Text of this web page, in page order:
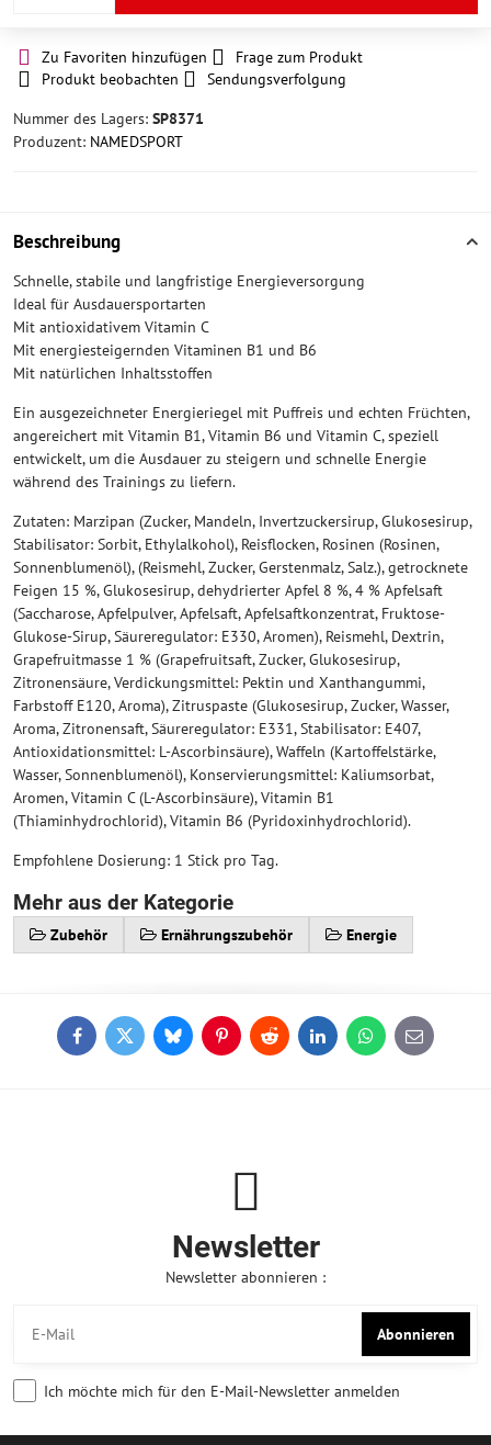
Zu Favoriten hinzufügen
Frage zum Produkt
Produkt beobachten
Sendungsverfolgung
Nummer des Lagers: SP8371
Produzent: NAMEDSPORT
Beschreibung
Schnelle, stabile und langfristige Energieversorgung
Ideal für Ausdauersportarten
Mit antioxidativem Vitamin C
Mit energiesteigernden Vitaminen B1 und B6
Mit natürlichen Inhaltsstoffen
Ein ausgezeichneter Energieriegel mit Puffreis und echten Früchten,
angereichert mit Vitamin B1, Vitamin B6 und Vitamin C, speziell
entwickelt, um die Ausdauer zu steigern und schnelle Energie
während des Trainings zu liefern.
Zutaten: Marzipan (Zucker, Mandeln, Invertzuckersirup, Glukosesirup,
Stabilisator: Sorbit, Ethylalkohol), Reisflocken, Rosinen (Rosinen,
Sonnenblumenöl), (Reismehl, Zucker, Gerstenmalz, Salz.), getrocknete
Feigen 15 %, Glukosesirup, dehydrierter Apfel 8 %, 4 % Apfelsaft
(Saccharose, Apfelpulver, Apfelsaft, Apfelsaftkonzentrat, Fruktose-
Glukose-Sirup, Säureregulator: E330, Aromen), Reismehl, Dextrin,
Grapefruitmasse 1 % (Grapefruitsaft, Zucker, Glukosesirup,
Zitronensäure, Verdickungsmittel: Pektin und Xanthangummi,
Farbstoff E120, Aroma), Zitruspaste (Glukosesirup, Zucker, Wasser,
Aroma, Zitronensaft, Säureregulator: E331, Stabilisator: E407,
Antioxidationsmittel: L-Ascorbinsäure), Waffeln (Kartoffelstärke,
Wasser, Sonnenblumenöl), Konservierungsmittel: Kaliumsorbat,
Aromen, Vitamin C (L-Ascorbinsäure), Vitamin B1
(Thiaminhydrochlorid), Vitamin B6 (Pyridoxinhydrochlorid).
Empfohlene Dosierung: 1 Stick pro Tag.
Mehr aus der Kategorie
Zubehör Ernährungszubehör Energie
FacebookTwitterBlueskyPinterestReddit LinkedInWhatsApp
E-
mail
Newsletter
Newsletter abonnieren :
Abonnieren
Ich möchte mich für den E-Mail-Newsletter anmelden